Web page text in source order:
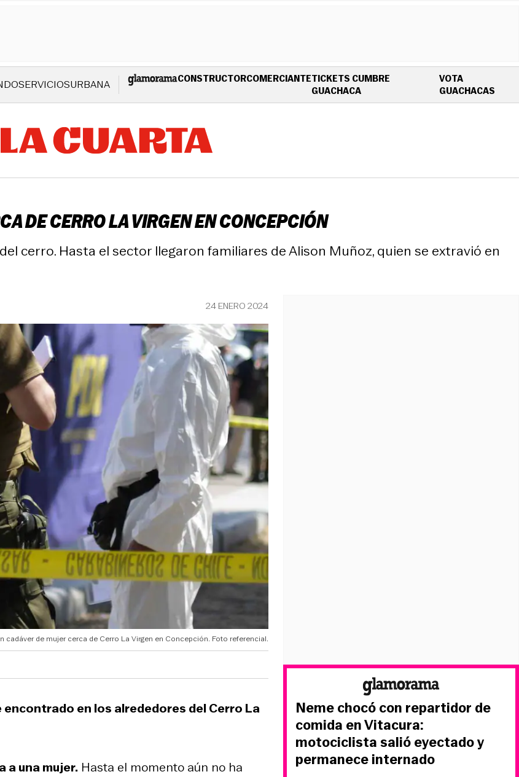
SERVICIOSURBANA CONSTRUCTORCOMERCIANTETICKETS CUMBRE
GUACHACAOPENS IN NEW WINDOW
VOTA
GUACHACAS
DE CERRO LA VIRGEN EN CONCEPCIÓN
cerro. Hasta el sector llegaron familiares de Alison Muñoz, quien se extravió en
24 ENERO 2024
cadáver de mujer cerca de Cerro La Virgen en Concepción. Foto referencial.
en los alrededores del Cerro La
a una mujer. Hasta el momento aún no ha
Neme chocó con repartidor de
comida en Vitacura:
motociclista salió eyectado y
permanece internado